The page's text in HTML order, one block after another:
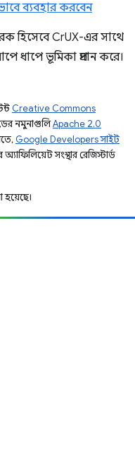
ব্যবহার করবেন
হিসেবে CrUX-এর সাথে
ধাপে ভূমিকা প্রদান করে।
Creative Commons
নমুনাগুলিApache 2.0
Google Developers সাইট
সংস্থার রেজিস্টার্ড